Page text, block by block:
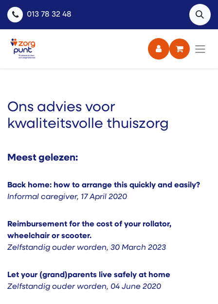
013 78 32 48
Ons advies voor
kwaliteitsvolle thuiszorg
Meest gelezen:
Back home: how to arrange this quickly and easily?
Informal caregiver, 17 April 2020
Reimbursement for the cost of your rollator,
wheelchair or scooter.
Zelfstandig ouder worden, 30 March 2023
Let your (grand)parents live safely at home
Zelfstandig ouder worden, 04 June 2020